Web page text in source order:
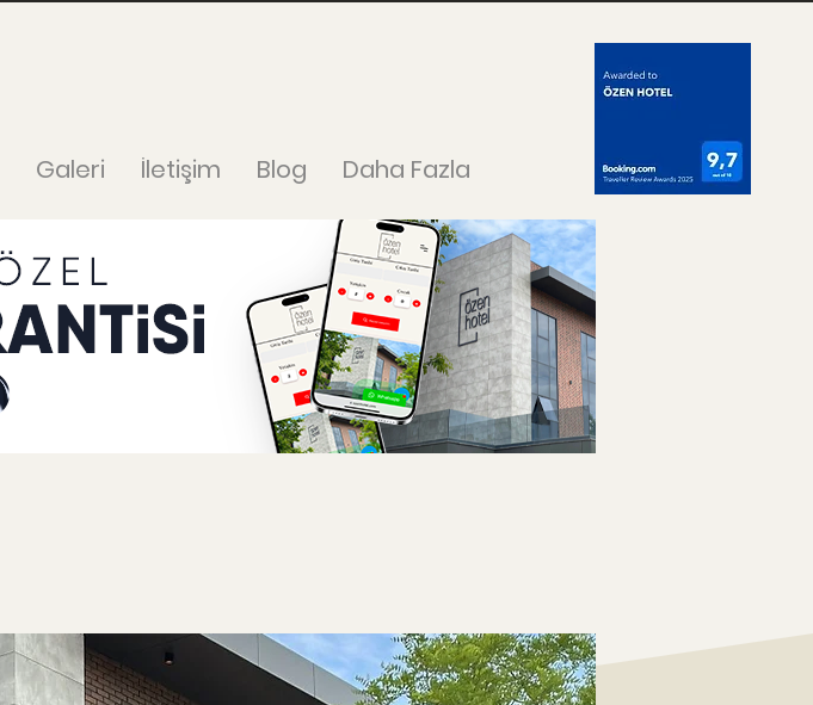
Galeri İletişim Blog Daha Fazla